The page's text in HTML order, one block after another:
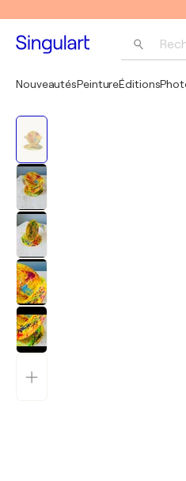
NouveautésPeintureÉditions